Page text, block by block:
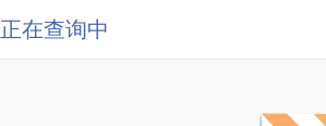
正在查询中